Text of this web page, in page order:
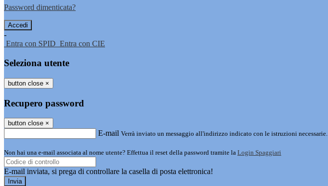
Password dimenticata?
-
Entra con SPID Entra con CIE
Seleziona utente
button close ×
Recupero password
button close ×
E-mail Verrà inviato un messaggio all'indirizzo indicato con le istruzioni necessarie.
Non hai una e-mail associata al nome utente? Effettua il reset della password tramite la Login Spaggiari
E-mail inviata, si prega di controllare la casella di posta elettronica!